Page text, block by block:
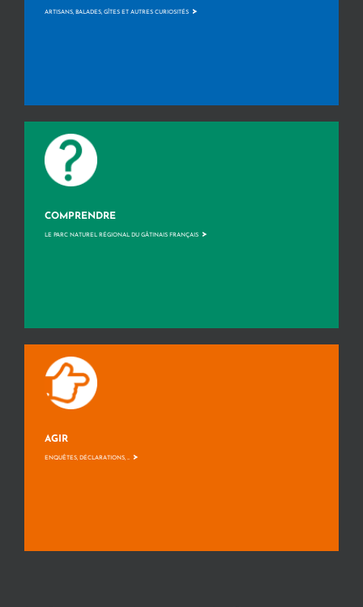
ARTISANS, BALADES, GÎTES ET AUTRES CURIOSITÉS >
COMPRENDRE
LE PARC NATUREL RÉGIONAL DU GÂTINAIS FRANÇAIS >
AGIR
ENQUÊTES, DÉCLARATIONS, ... >